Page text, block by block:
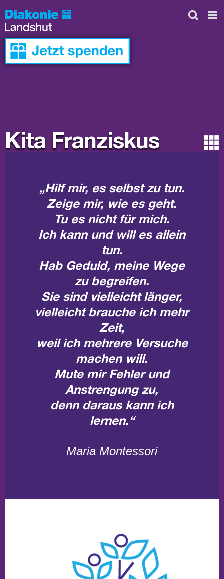
to
content
Kita Franziskus
„Hilf mir, es selbst zu tun.
Zeige mir, wie es geht.
Tu es nicht für mich.
Ich kann und will es allein
tun.
Hab Geduld, meine Wege
zu begreifen.
Sie sind vielleicht länger,
vielleicht brauche ich mehr
Zeit,
weil ich mehrere Versuche
machen will.
Mute mir Fehler und
Anstrengung zu,
denn daraus kann ich
lernen.“
Maria Montessori